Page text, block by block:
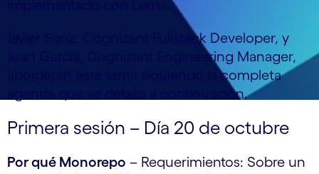
Javier Sanz, Cognizant Fullstack Developer, y
Juan García, Cognizant Engineering Manager,
abordarán este tema siguiendo la completa
agenda que se detalla a continuación.
Primera sesión – Día 20 de octubre
Por qué Monorepo – Requerimientos: Sobre un